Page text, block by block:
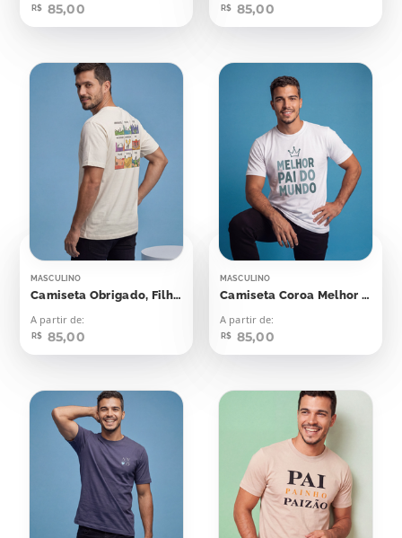
R$ 85,00 R$ 85,00
MASCULINO
Camiseta Obrigado, Filho,
A partir de:
R$ 85,00
MASCULINO
Camiseta Coroa Melhor Pai Do Mundo
A partir de:
R$ 85,00